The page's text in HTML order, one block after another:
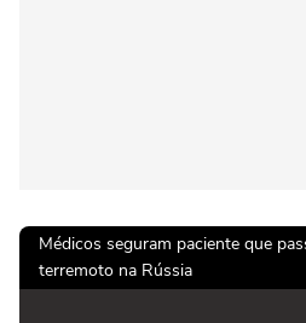
Médicos seguram paciente que
terremoto na Rússia